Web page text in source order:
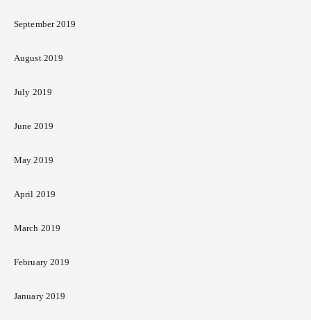
September 2019
August 2019
July 2019
June 2019
May 2019
April 2019
March 2019
February 2019
January 2019